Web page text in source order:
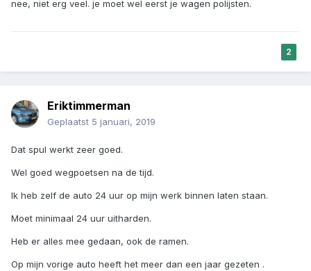
nee, niet erg veel. je moet wel eerst je wagen polijsten.
2
Eriktimmerman
Geplaatst 5 januari, 2019
Dat spul werkt zeer goed.
Wel goed wegpoetsen na de tijd.
Ik heb zelf de auto 24 uur op mijn werk binnen laten staan.
Moet minimaal 24 uur uitharden.
Heb er alles mee gedaan, ook de ramen.
Op mijn vorige auto heeft het meer dan een jaar gezeten .